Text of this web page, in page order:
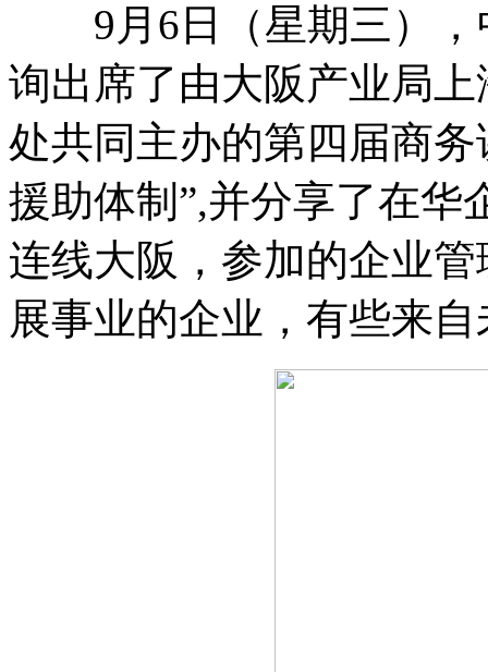
9月6日（星期三），
询出席了由大阪产业局
处共同主办的第四届商
援助体制”,并分享了在华
连线大阪，参加的企业
展事业的企业，有些来